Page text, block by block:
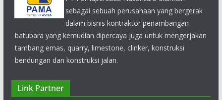
sebagai sebuah perusahaan yang bergerak
dalam bisnis kontraktor penambangan
batubara yang kemudian dipercaya juga untuk mengerjakan
tambang emas, quarry, limestone, clinker, konstruksi
bendungan dan konstruksi jalan.
PT Darma Henwa
Kegiatan utama Perseroan saat ini adalah
Link Partner